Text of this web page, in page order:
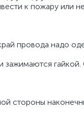
к пожару или
провода надо
зажимаются
стороны